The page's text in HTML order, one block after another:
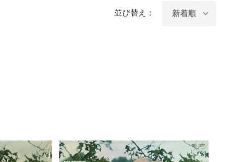
並び替え：